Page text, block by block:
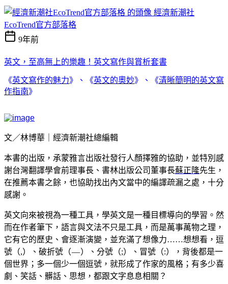
經濟新潮社
EcoTrend官方部落格
9年前
英文，至高無上的樂趣！英文寫作與賞析套書
《英文寫作的魅力》、《英文的奧妙》、《清晰簡明的英文寫
作指南》
文／林博華｜經濟新潮社總編輯
本書的出版，承蒙雅言出版社發行人顏擇雅的協助，並特別感
謝台灣翻譯學會前理事長、書林出版公司董事長蘇正隆先生，
在推薦本書之餘，也協助找出內文當中的編譯疏漏之處，十分
感謝。
英文向來被視為一種工具，學英文是一種目標導向的學習。然
而在作者筆下，語言與文法不只是工具，而是萬事萬物之理，
它有它的歷史、會逐漸演變，並充滿了想像力……想想看，逗
號（,）、破折號（ — ）、分號（;）、冒號（:），背後都是一
個世界；多一個少一個逗號，就形成了作家的風格；有多少喜
劇、笑話、髒話、思想，都跟文字息息相關？